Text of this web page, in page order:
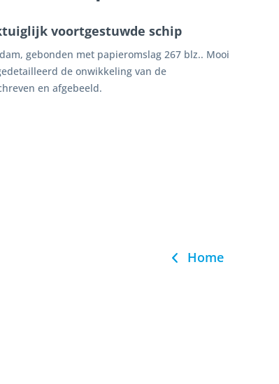
voortgestuwde schip
gebonden met papieromslag 267 blz.. Mooi
de onwikkeling van de
en afgebeeld.
Home